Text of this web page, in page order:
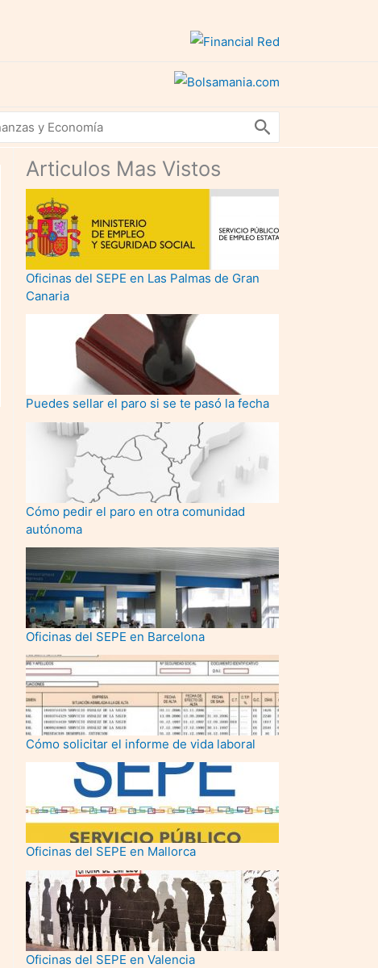
Articulos Mas Vistos
Oficinas del SEPE en Las Palmas de Gran
Canaria
Puedes sellar el paro si se te pasó la fecha
Cómo pedir el paro en otra comunidad
autónoma
Oficinas del SEPE en Barcelona
Cómo solicitar el informe de vida laboral
Oficinas del SEPE en Mallorca
Oficinas del SEPE en Valencia